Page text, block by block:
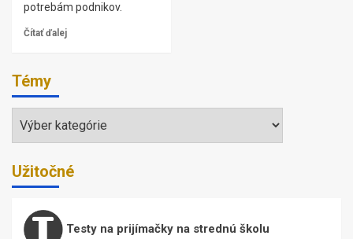
potrebám podnikov.
Čítať ďalej
Témy
Témy
Užitočné
Testy na prijímačky na strednú školu